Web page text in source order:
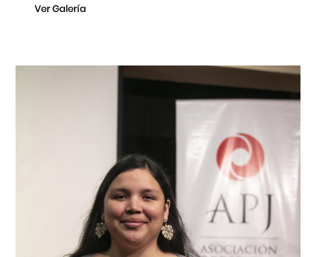
Ver Galería